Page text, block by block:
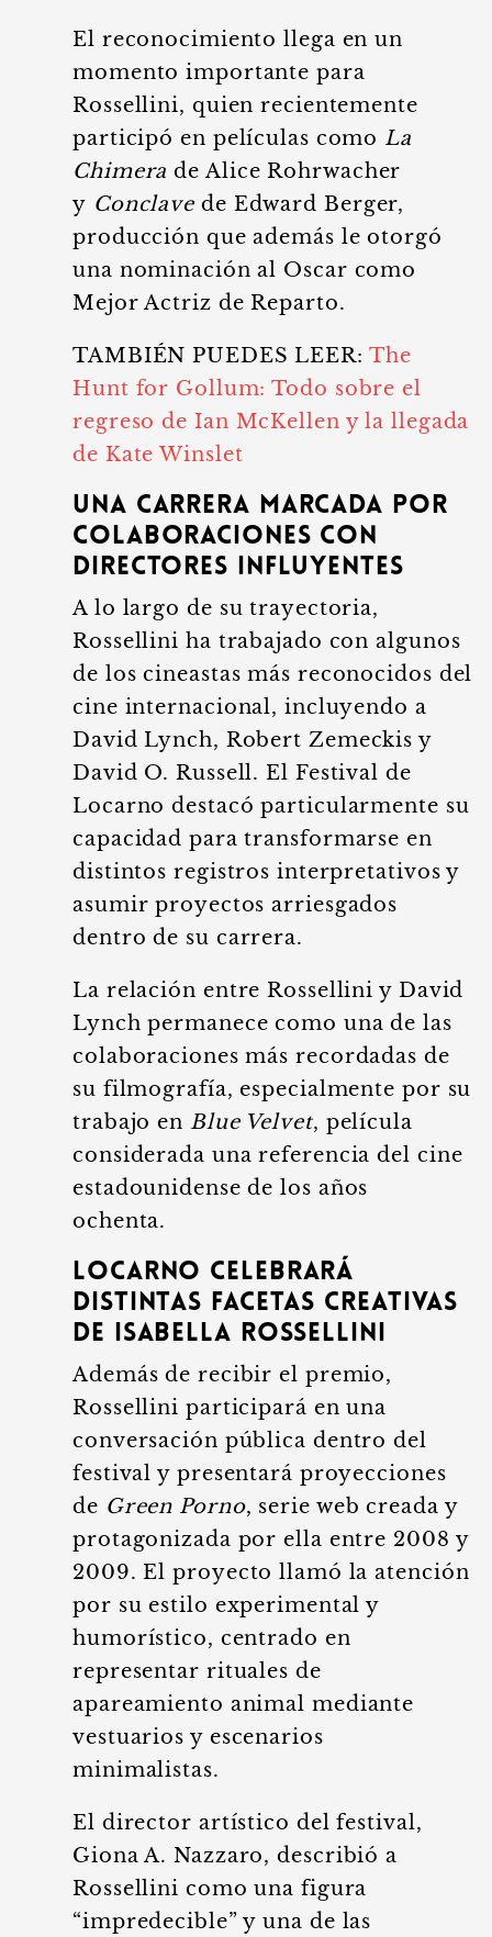
El reconocimiento llega en un
momento importante para
Rossellini, quien recientemente
participó en películas como La
Chimera de Alice Rohrwacher
y Conclavede Edward Berger,
producción que además le otorgó
una nominación al Oscar como
Mejor Actriz de Reparto.
TAMBIÉN PUEDES LEER: The
Hunt for Gollum: Todo sobre el
regreso de Ian McKellen y la llegada
de Kate Winslet
Una carrera marcada por
colaboraciones con
directores influyentes
A lo largo de su trayectoria,
Rossellini ha trabajado con algunos
de los cineastas más reconocidos del
cine internacional, incluyendo a
David Lynch, Robert Zemeckis y
David O. Russell. El Festival de
Locarno destacó particularmente su
capacidad para transformarse en
distintos registros interpretativos y
asumir proyectos arriesgados
dentro de su carrera.
La relación entre Rossellini y David
Lynch permanece como una de las
colaboraciones más recordadas de
su filmografía, especialmente por su
trabajo en Blue Velvet, película
considerada una referencia del cine
estadounidense de los años
ochenta.
Locarno celebrará
distintas facetas creativas
de Isabella Rossellini
Además de recibir el premio,
Rossellini participará en una
conversación pública dentro del
festival y presentará proyecciones
de Green Porno, serie web creada y
protagonizada por ella entre 2008 y
2009. El proyecto llamó la atención
por su estilo experimental y
humorístico, centrado en
representar rituales de
apareamiento animal mediante
vestuarios y escenarios
minimalistas.
El director artístico del festival,
Giona A. Nazzaro, describió a
Rossellini como una figura
“impredecible” y una de las